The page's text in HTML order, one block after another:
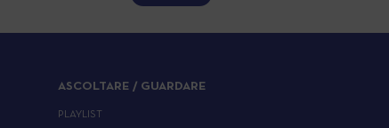
ASCOLTARE / GUARDARE
PLAYLIST